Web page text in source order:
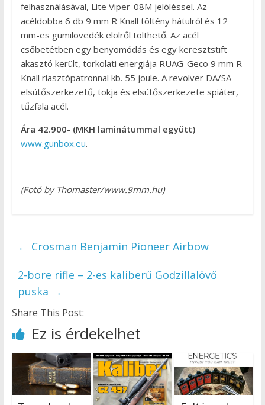
felhasználásával, Lite Viper-08M jelöléssel. Az
acéldobba 6 db 9 mm R Knall töltény hátulról és 12
mm-es gumilövedék elölről tölthető. Az acél
csőbetétben egy benyomódás és egy keresztstift
akasztó került, torkolati energiája RUAG-Geco 9 mm R
Knall riasztópatronnal kb. 55 joule. A revolver DA/SA
elsütőszerkezetű, tokja és elsütőszerkezete spiáter,
tűzfala acél.
Ára 42.900- (MKH laminátummal együtt)
www.gunbox.eu.
(Fotó by Thomaster/www.9mm.hu)
← Crosman Benjamin Pioneer Airbow
2-bore rifle – 2-es kaliberű Godzillalövő
puska →
Share This Post:
Ez is érdekelhet